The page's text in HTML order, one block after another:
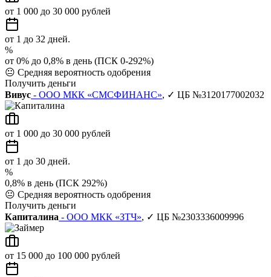
от 1 000 до 30 000 рублей
от 1 до 32 дней.
%
от 0% до 0,8% в день (ПСК 0-292%)
😐 Средняя вероятность одобрения
Получить деньги
Вивус - ООО МКК «СМСФИНАНС», ✓ ЦБ №3120177002032
от 1 000 до 30 000 рублей
от 1 до 30 дней.
%
0,8% в день (ПСК 292%)
😐 Средняя вероятность одобрения
Получить деньги
Капиталина - ООО МКК «ЗТЧ», ✓ ЦБ №2303336009996
от 15 000 до 100 000 рублей